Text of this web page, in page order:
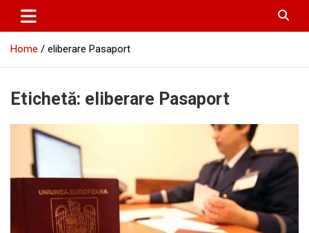
Home eliberare Pasaport
Etichetă: eliberare Pasaport